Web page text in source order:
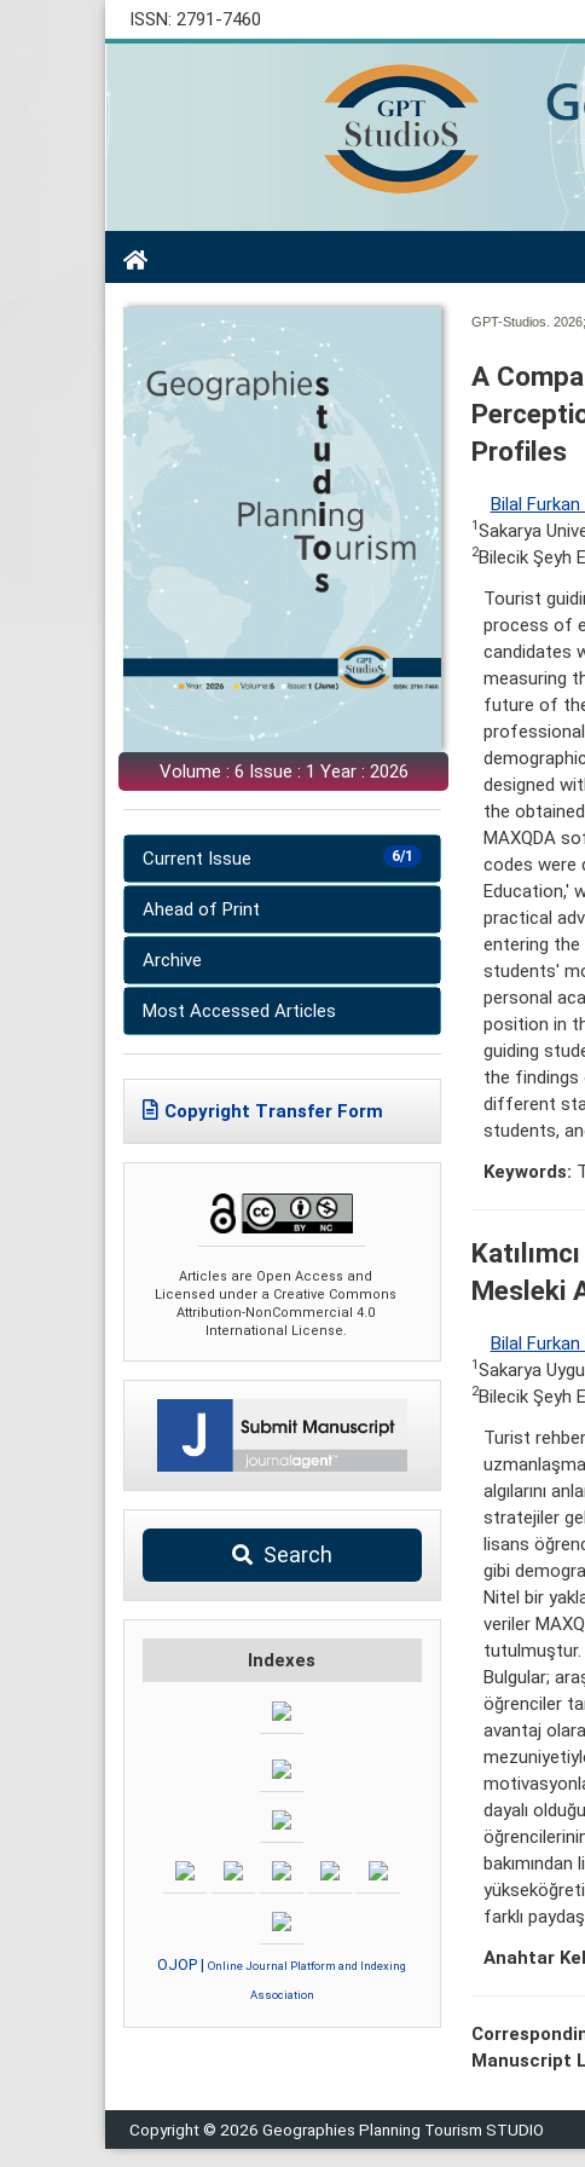
ISSN: 2791-7460
Volume : 6 Issue : 1 Year : 2026
6/1
Current Issue
Ahead of Print
Archive
Most Accessed Articles
Copyright Transfer Form
Articles are Open Access and
Licensed under a Creative Commons
Attribution-NonCommercial 4.0
International License.
Search
Indexes
OJOP |Online Journal Platform and Indexing
Association
GPT-Studios.
A
Profiles
Bilal Furkan
1 Sakarya
2Bilecik Şeyh
Tourist
process of
candidates
measuring
future of
designed
the
MAXQDA
codes were
Education,'
practical
entering
students'
personal
position in
guiding
the findings
different
students,
Keywords:
Mesleki
Bilal Furkan
1Sakarya
2Bilecik Şeyh
Turist
algılarını
stratejiler
lisans
gibi
Nitel bir
veriler
tutulmuştur.
Bulgular;
öğrenciler
avantaj
dayalı
farklı
Anahtar
Manuscript
Copyright © 2026 Geographies Planning Tourism STUDIO